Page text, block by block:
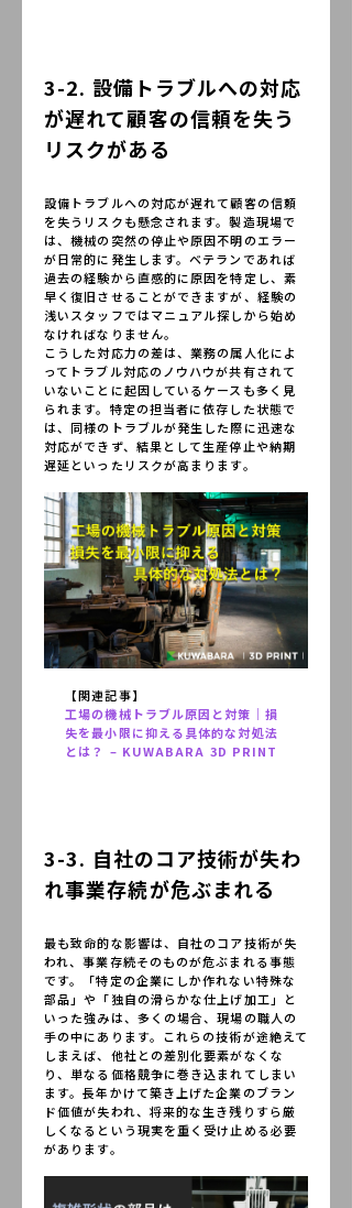
3-2. 設備トラブルへの対応
が遅れて顧客の信頼を失う
リスクがある
設備トラブルへの対応が遅れて顧客の信頼
を失うリスクも懸念されます。製造現場で
は、機械の突然の停止や原因不明のエラー
が日常的に発生します。ベテランであれば
過去の経験から直感的に原因を特定し、素
早く復旧させることができますが、経験の
浅いスタッフではマニュアル探しから始め
なければなりません。
こうした対応力の差は、業務の属人化によ
ってトラブル対応のノウハウが共有されて
いないことに起因しているケースも多く見
られます。特定の担当者に依存した状態で
は、同様のトラブルが発生した際に迅速な
対応ができず、結果として生産停止や納期
遅延といったリスクが高まります。
【関連記事】
工場の機械トラブル原因と対策｜損
失を最小限に抑える具体的な対処法
とは？ – KUWABARA 3D PRINT
3-3. 自社のコア技術が失わ
れ事業存続が危ぶまれる
最も致命的な影響は、自社のコア技術が失
われ、事業存続そのものが危ぶまれる事態
です。「特定の企業にしか作れない特殊な
部品」や「独自の滑らかな仕上げ加工」と
いった強みは、多くの場合、現場の職人の
手の中にあります。これらの技術が途絶えて
しまえば、他社との差別化要素がなくな
り、単なる価格競争に巻き込まれてしまい
ます。長年かけて築き上げた企業のブラン
ド価値が失われ、将来的な生き残りすら厳
しくなるという現実を重く受け止める必要
があります。